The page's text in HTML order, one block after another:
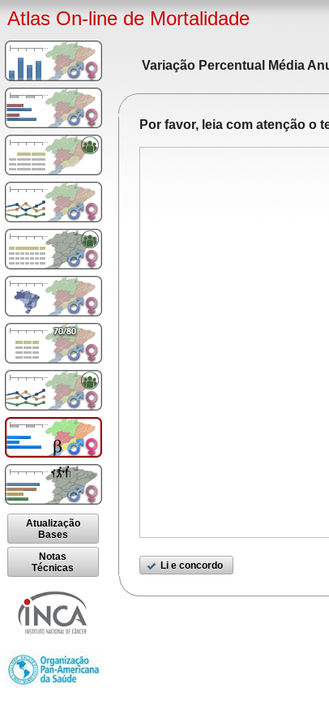
Atlas On-line de Mortalidade
Atualização
Bases
Notas
Técnicas
Variação Percentual Média
Por favor, leia com atenção o
Li e concordo